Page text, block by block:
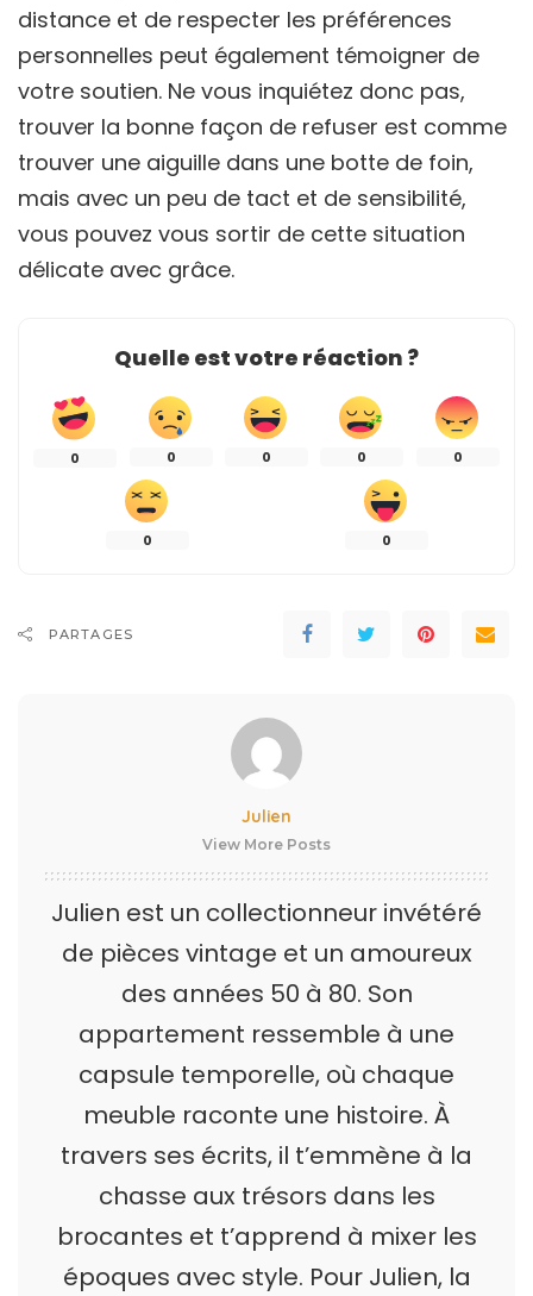
distance et de respecter les préférences
personnelles peut également témoigner de
votre soutien. Ne vous inquiétez donc pas,
trouver la bonne façon de refuser est comme
trouver une aiguille dans une botte de foin,
mais avec un peu de tact et de sensibilité,
vous pouvez vous sortir de cette situation
délicate avec grâce.
Quelle est votre réaction ?
0 0 0 0 0
0 0
PARTAGES
Julien
View More Posts
Julien est un collectionneur invétéré
de pièces vintage et un amoureux
des années 50 à 80. Son
appartement ressemble à une
capsule temporelle, où chaque
meuble raconte une histoire. À
travers ses écrits, il t’emmène à la
chasse aux trésors dans les
brocantes et t’apprend à mixer les
époques avec style. Pour Julien, la